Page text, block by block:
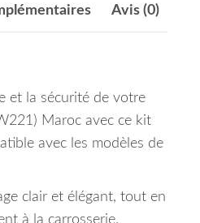
Avis (0)
et la sécurité de votre
Maroc avec ce kit
avec les modèles de
clair et élégant, tout en
à la carrosserie.